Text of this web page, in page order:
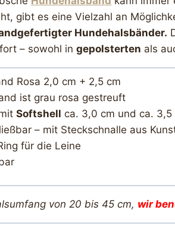
gibt es eine Vielzahl an
Hundehalsbänder.
– sowohl ingepolsterten als
Rosa 2,0 cm + 2,5 cm
ist grau rosa gestreuft
Softshell ca. 3,0 cm und ca. 3,5
– mit Steckschnalle aus
für die Leine
von 20 bis 45 cm, wir